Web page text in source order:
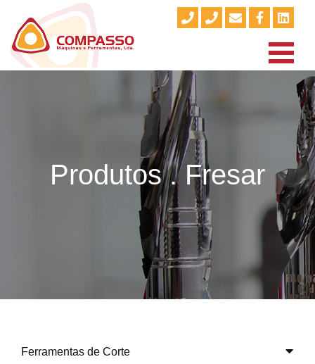
Produtos . Fresar
Ferramentas de Corte